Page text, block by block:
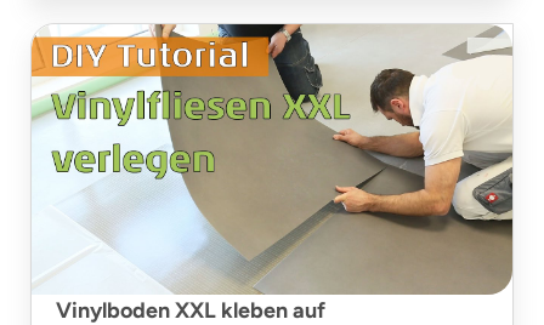
Vinylboden XXL kleben auf